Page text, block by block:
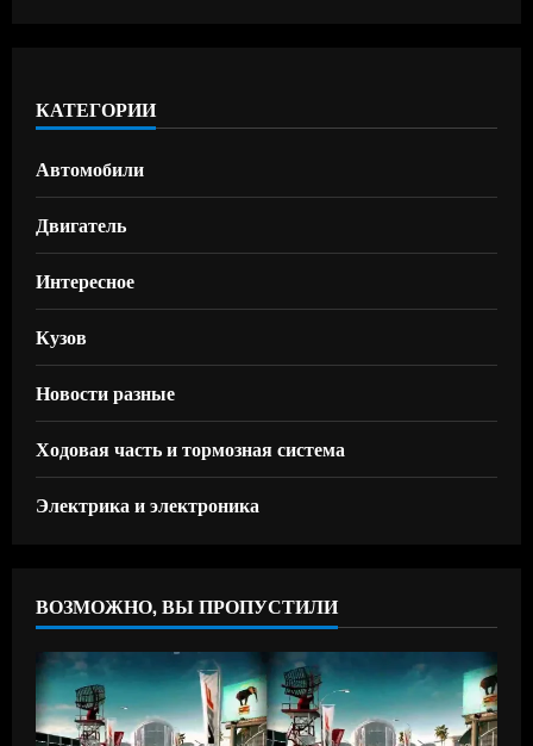
КАТЕГОРИИ
Автомобили
Двигатель
Интересное
Кузов
Новости разные
Ходовая часть и тормозная система
Электрика и электроника
ВОЗМОЖНО, ВЫ ПРОПУСТИЛИ